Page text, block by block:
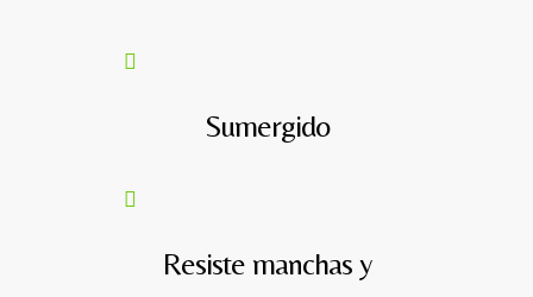
Sumergido
Resiste manchas y